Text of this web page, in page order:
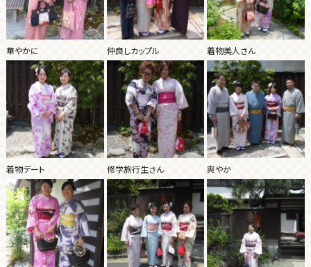
華やかに 仲良しカップル 着物美人さん
着物デート 修学旅行生さん 爽やか